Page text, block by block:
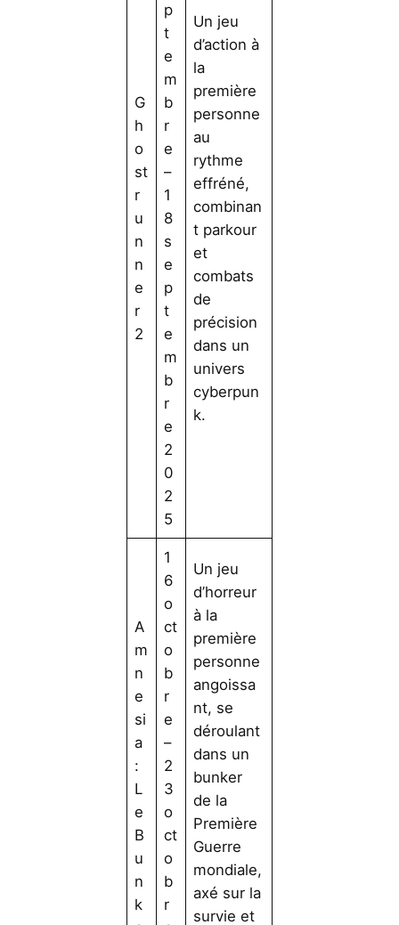
G
h
o
st
r
u
n
n
e
r
2
p
t
e
m
b
r
e
–
1
8
s
e
p
t
e
m
b
r
e
2
0
2
5
Un jeu
d’action à
la
première
personne
au
rythme
effréné,
combinan
t parkour
et
combats
de
précision
dans un
univers
cyberpun
k.
A
m
n
e
si
a
:
L
e
B
u
n
k
1
6
o
ct
o
b
r
e
–
2
3
o
ct
o
b
r
Un jeu
d’horreur
à la
première
personne
angoissa
nt, se
déroulant
dans un
bunker
de la
Première
Guerre
mondiale,
axé sur la
survie et